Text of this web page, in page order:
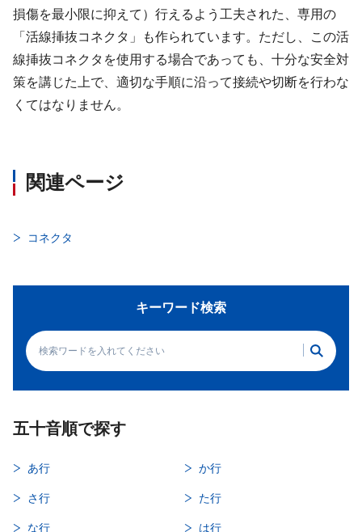
損傷を最小限に抑えて）行えるよう工夫された、専用の
「活線挿抜コネクタ」も作られています。ただし、この活
線挿抜コネクタを使用する場合であっても、十分な安全対
策を講じた上で、適切な手順に沿って接続や切断を行わな
くてはなりません。
関連ページ
コネクタ
キーワード検索
五十音順で探す
あ行 か行
さ行 た行
な行 は行